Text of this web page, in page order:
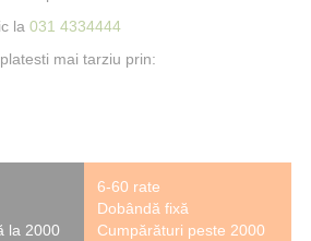
la 031 4334444
mai tarziu prin:
la 2000
6-60 rate
Dobândă fixă
Cumpărături peste 2000